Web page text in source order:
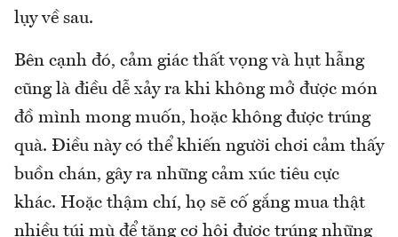
lụy về sau.
Bên cạnh đó, cảm giác thất vọng và hụt hẫng
cũng là điều dễ xảy ra khi không mở được món
đồ mình mong muốn, hoặc không được trúng
quà. Điều này có thể khiến người chơi cảm thấy
buồn chán, gây ra những cảm xúc tiêu cực
khác. Hoặc thậm chí, họ sẽ cố gắng mua thật
nhiều túi mù để tăng cơ hội được trúng những